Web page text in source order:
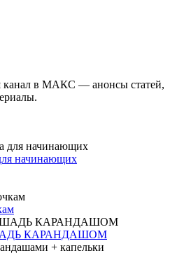
канал в МАКС — анонсы статей,
начинающих
КАРАНДАШОМ